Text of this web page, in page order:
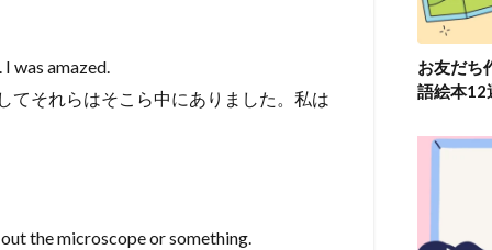
was amazed.
てそれらはそこら中にありました。私は
the microscope or something.
お友だち
語絵本12